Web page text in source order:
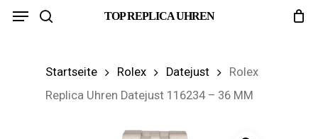
Skip
TOP REPLICA UHREN
Menu
Startseite Rolex Datejust
Rolex
Replica Uhren Datejust 116234 – 36 MM